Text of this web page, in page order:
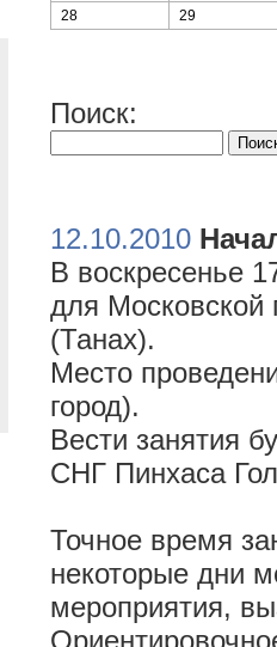
28
29
Поиск:
12.10.2010
В воскресенье
для Московской
(Танах).
Место
город).
Вести занятия
СНГ Пинхаса
Точное время
некоторые дни
мероприятия,